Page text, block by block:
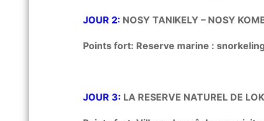
JOUR 2: NOSY TANIKELY – NOSY
Points fort: Reserve marine :
JOUR 3: LA RESERVE NATUREL DE